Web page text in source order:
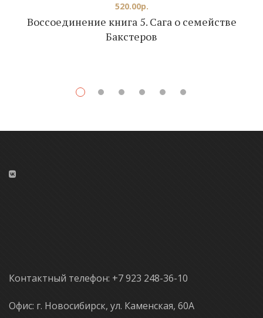
Воссоединение книга 5. Сага о семействе
Бакстеров
520.00р.
Контактный телефон: +7 923 248-36-10
Офис: г. Новосибирск, ул. Каменская, 60А